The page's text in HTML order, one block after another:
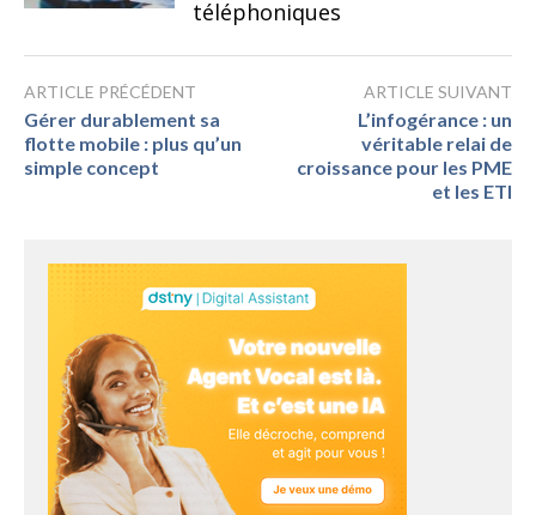
téléphoniques
ARTICLE PRÉCÉDENT
Gérer durablement sa
flotte mobile : plus qu’un
simple concept
ARTICLE SUIVANT
L’infogérance : un
véritable relai de
croissance pour les PME
et les ETI